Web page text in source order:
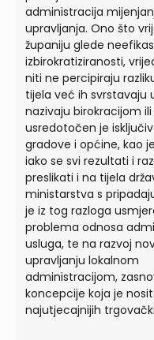
administracija
upravljanja. Ono što
županiju glede
izbirokratiziranosti,
niti ne percipiraju
tijela već ih svrstavaju
nazivaju birokracijom
usredotočen je
gradove i općine, kao
iako se svi rezultati i
preslikati i na tijela
ministarstva s
je iz tog razloga
problema odnosa
usluga, te na razvoj
upravljanju lokalnom
administracijom,
koncepcije koja je
najutjecajnijih